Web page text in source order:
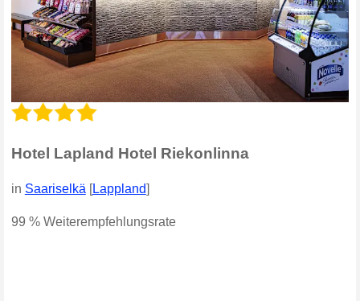
Hotel Lapland Hotel Riekonlinna
in Saariselkä [Lappland]
99 % Weiterempfehlungsrate